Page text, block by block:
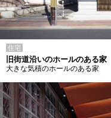
住宅
旧街道沿いのホールのある家
大きな気積のホールのある家